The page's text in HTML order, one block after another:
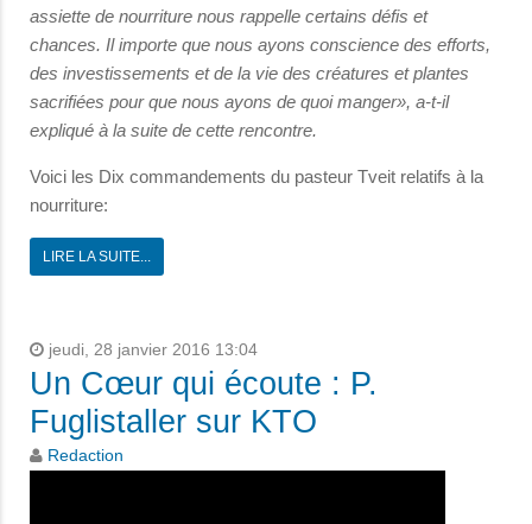
assiette de nourriture nous rappelle certains défis et
chances. Il importe que nous ayons conscience des efforts,
des investissements et de la vie des créatures et plantes
sacrifiées pour que nous ayons de quoi manger», a-t-il
expliqué à la suite de cette rencontre.
Voici les Dix commandements du pasteur Tveit relatifs à la
nourriture:
LIRE LA SUITE...
jeudi, 28 janvier 2016 13:04
Un Cœur qui écoute : P.
Fuglistaller sur KTO
Redaction